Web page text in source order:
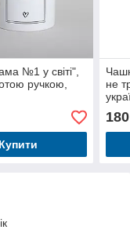
№1 у світі",
ручкою,
Купити
не
180